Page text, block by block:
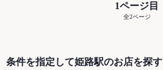
1ページ目
全2ページ
条件を指定して姫路駅のお店を探す